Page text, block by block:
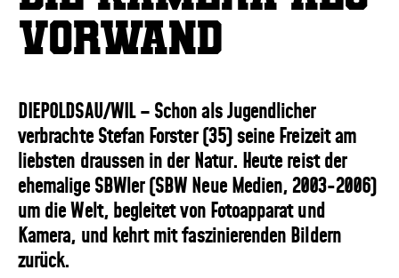
Vorwand
DIEPOLDSAU/WIL – Schon als Jugendlicher
verbrachte Stefan Forster (35) seine Freizeit am
liebsten draussen in der Natur. Heute reist der
ehemalige SBWler (SBW Neue Medien, 2003-2006)
um die Welt, begleitet von Foto­apparat und
Kamera, und kehrt mit faszinie­renden Bildern
zurück.